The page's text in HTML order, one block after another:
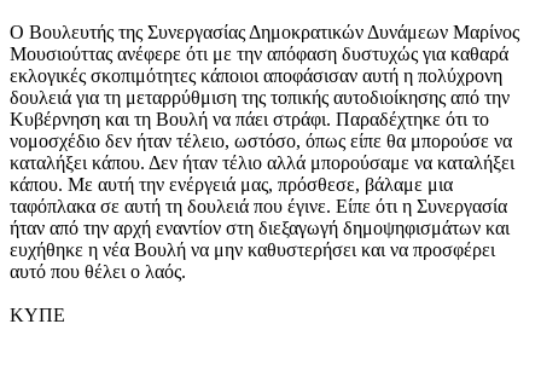
Ο Βουλευτής της Συνεργασίας Δημοκρατικών Δυνάμεων Μαρίνος
Μουσιούττας ανέφερε ότι με την απόφαση δυστυχώς για καθαρά
εκλογικές σκοπιμότητες κάποιοι αποφάσισαν αυτή η πολύχρονη
δουλειά για τη μεταρρύθμιση της τοπικής αυτοδιοίκησης από την
Κυβέρνηση και τη Βουλή να πάει στράφι. Παραδέχτηκε ότι το
νομοσχέδιο δεν ήταν τέλειο, ωστόσο, όπως είπε θα μπορούσε να
καταλήξει κάπου. Δεν ήταν τέλιο αλλά μπορούσαμε να καταλήξει
κάπου. Με αυτή την ενέργειά μας, πρόσθεσε, βάλαμε μια
ταφόπλακα σε αυτή τη δουλειά που έγινε. Είπε ότι η Συνεργασία
ήταν από την αρχή εναντίον στη διεξαγωγή δημοψηφισμάτων και
ευχήθηκε η νέα Βουλή να μην καθυστερήσει και να προσφέρει
αυτό που θέλει ο λαός.
ΚΥΠΕ